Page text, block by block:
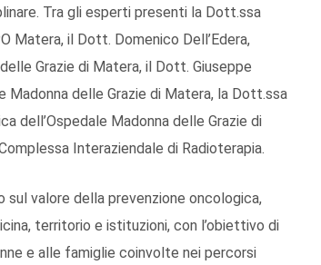
Tra gli esperti presenti la Dott.ssa
Matera, il Dott. Domenico Dell’Edera,
Grazie di Matera, il Dott. Giuseppe
Madonna delle Grazie di Matera, la Dott.ssa
dell’Ospedale Madonna delle Grazie di
Interaziendale di Radioterapia.
valore della prevenzione oncologica,
territorio e istituzioni, con l’obiettivo di
e alle famiglie coinvolte nei percorsi